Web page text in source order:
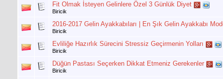
Fit Olmak İsteyen Gelinlere Özel 3 Günlük Diyet
Biricik
2016-2017 Gelin Ayakkabıları | En Şık Gelin Ayakkabı
Biricik
Evliliğe Hazırlık Sürecini Stressiz Geçirmenin Yolları
Biricik
Düğün Pastası Seçerken Dikkat Etmeniz Gerekenler
Biricik